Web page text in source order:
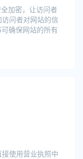
加密，让访问者
问者对网站的信
确保网站的所有
使用营业执照中